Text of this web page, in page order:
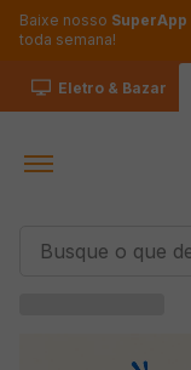
Baixe nosso SuperApp
toda semana!
Eletro & Bazar